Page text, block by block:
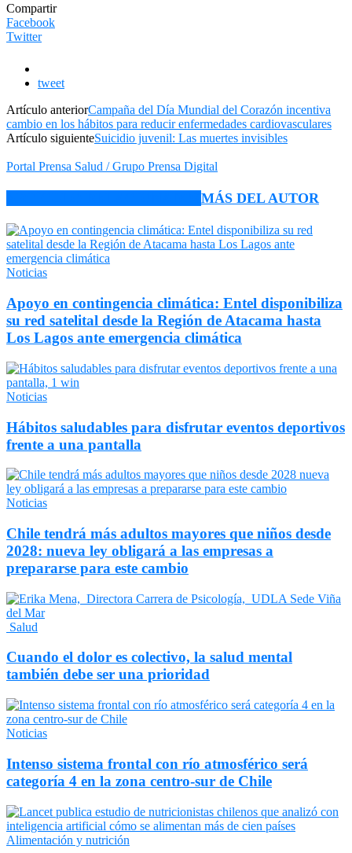
Compartir
Facebook
Twitter
tweet
Artículo anteriorCampaña del Día Mundial del Corazón incentiva
cambio en los hábitos para reducir enfermedades cardiovasculares
Artículo siguienteSuicidio juvenil: Las muertes invisibles
Portal Prensa Salud / Grupo Prensa Digital
MÁS DEL AUTOR
Noticias
Apoyo en contingencia climática: Entel disponibiliza
su red satelital desde la Región de Atacama hasta
Los Lagos ante emergencia climática
Noticias
Hábitos saludables para disfrutar eventos deportivos
frente a una pantalla
Noticias
Chile tendrá más adultos mayores que niños desde
2028: nueva ley obligará a las empresas a
prepararse para este cambio
Salud
Cuando el dolor es colectivo, la salud mental
también debe ser una prioridad
Noticias
Intenso sistema frontal con río atmosférico será
categoría 4 en la zona centro-sur de Chile
Alimentación y nutrición